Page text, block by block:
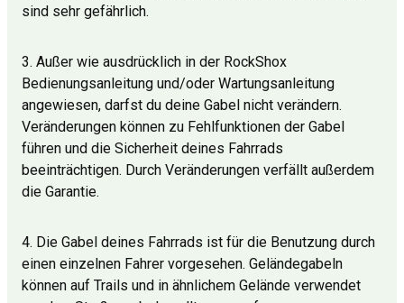
sind sehr gefährlich.
3. Außer wie ausdrücklich in der RockShox
Bedienungsanleitung und/oder Wartungsanleitung
angewiesen, darfst du deine Gabel nicht verändern.
Veränderungen können zu Fehlfunktionen der Gabel
führen und die Sicherheit deines Fahrrads
beeinträchtigen. Durch Veränderungen verfällt außerdem
die Garantie.
4. Die Gabel deines Fahrrads ist für die Benutzung durch
einen einzelnen Fahrer vorgesehen. Geländegabeln
können auf Trails und in ähnlichem Gelände verwendet